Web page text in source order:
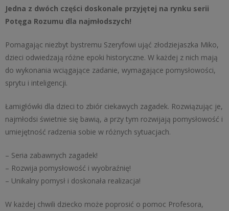
Jedna z dwóch części doskonale przyjętej na rynku serii
Potęga Rozumu dla najmłodszych!
Pomagając niezbyt bystremu Szeryfowi ująć złodziejaszka Miko,
dzieci odwiedzają różne epoki historyczne. W każdej z nich mają
do wykonania wciągające zadanie, wymagające pomysłowości,
sprytu i inteligencji.
Łamigłówki dla dzieci to zbiór ciekawych zagadek. Rozwiązując je,
najmłodsi świetnie się bawią, a przy tym rozwijają pomysłowość i
umiejętność radzenia sobie w różnych sytuacjach.
– Seria zabawnych zagadek!
– Rozwija pomysłowość i wyobraźnię!
– Unikalny pomysł i doskonała realizacja!
W każdej chwili dziecko może poprosić o pomoc Profesora,